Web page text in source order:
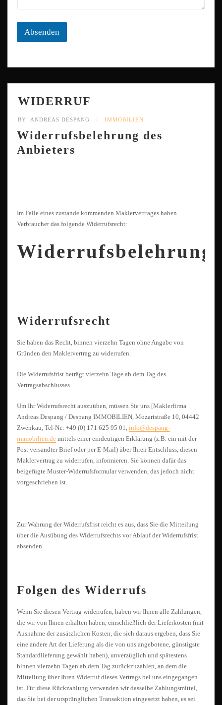
c
t
Absenden
WIDERRUF
BY ANDREAS DESPANG IMMOBILIEN
Widerrufsbelehrung des
Anbieters
Im Falle eines zustande kommenden Maklervertrages haben
Verbraucher das folgende Widerrufsrecht:
Widerrufsbelehrung
Widerrufsrecht
Sie haben das Recht, binnen vierzehn Tagen ohne Angabe von
Gründen den Maklervertrag zu widerrufen.
Die Widerrufsfrist beträgt vierzehn Tage ab dem Tag des
Vertragsabschlusses.
Um Ihr Widerrufsrecht auszuüben, müssen Sie uns [Maklerfirma
Andreas Despang / Despang IMMOBILIEN, Mozartstraße 10, 04442
Zwenkau, Tel-Nr.: +49 (0) 171 625 95 01, info@despang-
immobilien.demittels einer eindeutigen Erklärung (z.B. ein mit der
Post versandter Brief oder per E-Mail) über Ihren Entschluss, diesen
Maklervertrag zu widerrufen, informieren. Sie können dafür das
beigefügte Muster-Widerrufsformular verwenden, das jedoch nicht
vorgeschrieben ist.
Zur Wahrung der Widerrufsfrist reicht es aus, dass Sie die Mitteilung
über die Ausübung des Widerrufsrechts vor Ablauf der Widerrufsfrist
absenden.
Folgen des Widerrufs
Wenn Sie diesen Vertrag widerrufen, haben wir Ihnen alle Zahlungen,
die wir von Ihnen erhalten haben, einschließlich der Lieferkosten (mit
Ausnahme der zusätzlichen Kosten, die sich daraus ergeben, dass Sie
eine andere Art der Lieferung als die von uns angebotene, günstigste
Standardlieferung gewählt haben), unverzüglich und spätestens
binnen vierzehn Tagen ab dem Tag zurückzuzahlen, an dem die
Mitteilung über Ihren Widerruf dieses Vertrags bei uns eingegangen
ist. Für diese Rückzahlung verwenden wir dasselbe Zahlungsmittel,
das Sie bei der ursprünglichen Transaktion eingesetzt haben, es sei